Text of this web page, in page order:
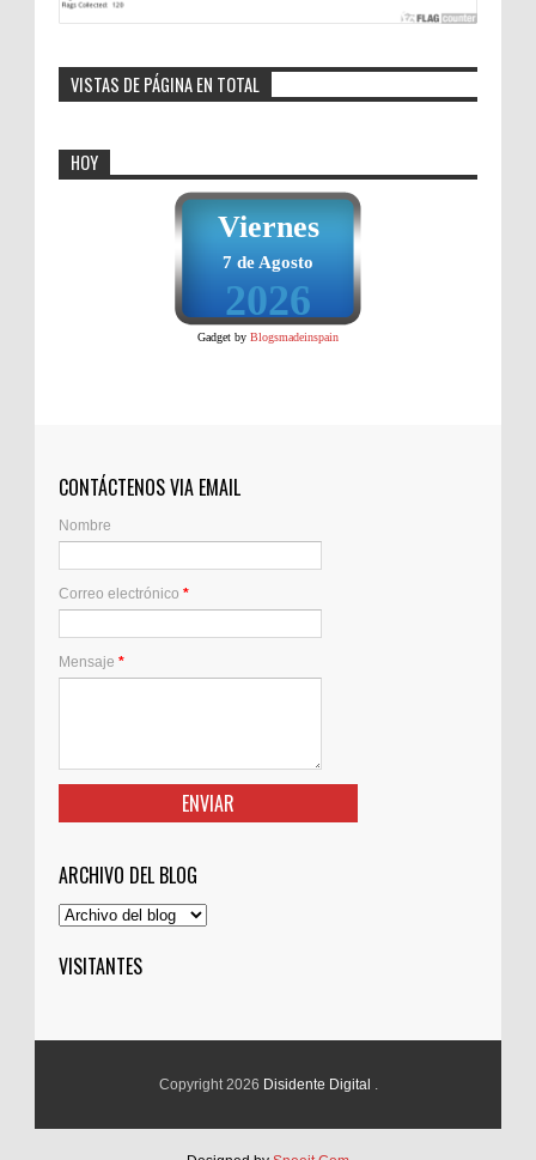
VISTAS DE PÁGINA EN TOTAL
HOY
Viernes
7 de Agosto
2026
Gadget by Blogsmadeinspain
CONTÁCTENOS VIA EMAIL
Nombre
Correo electrónico *
Mensaje *
ARCHIVO DEL BLOG
VISITANTES
Copyright 2026 Disidente Digital .